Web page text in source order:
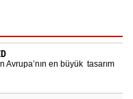
Avrupa’nın en büyük tasarım